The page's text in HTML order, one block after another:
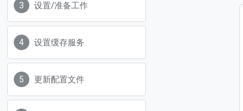
设置/准备工作
设置缓存服务
更新配置文件